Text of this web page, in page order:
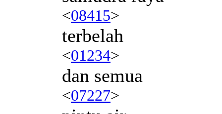
<08415>
terbelah
<01234>
dan semua
<07227>